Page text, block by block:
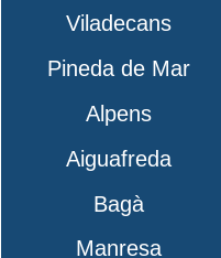
Viladecans
Pineda de Mar
Alpens
Aiguafreda
Bagà
Manresa